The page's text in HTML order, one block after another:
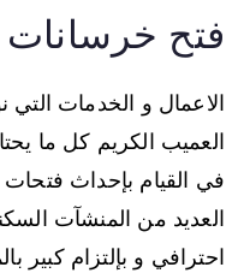
فتح خرسانات
الاعمال و الخدمات التي
العميب الكريم كل ما
في القيام بإحداث
العديد من المنشآت
احترافي و بإلتزام كبير